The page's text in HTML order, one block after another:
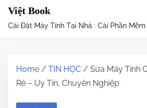
Việt Book
Cài Đặt Máy Tính Tại Nhà : Cài Phần
Home / TIN HỌC / Sửa Máy Tính
Rẻ – Uy Tín, Chuyên Nghiệp